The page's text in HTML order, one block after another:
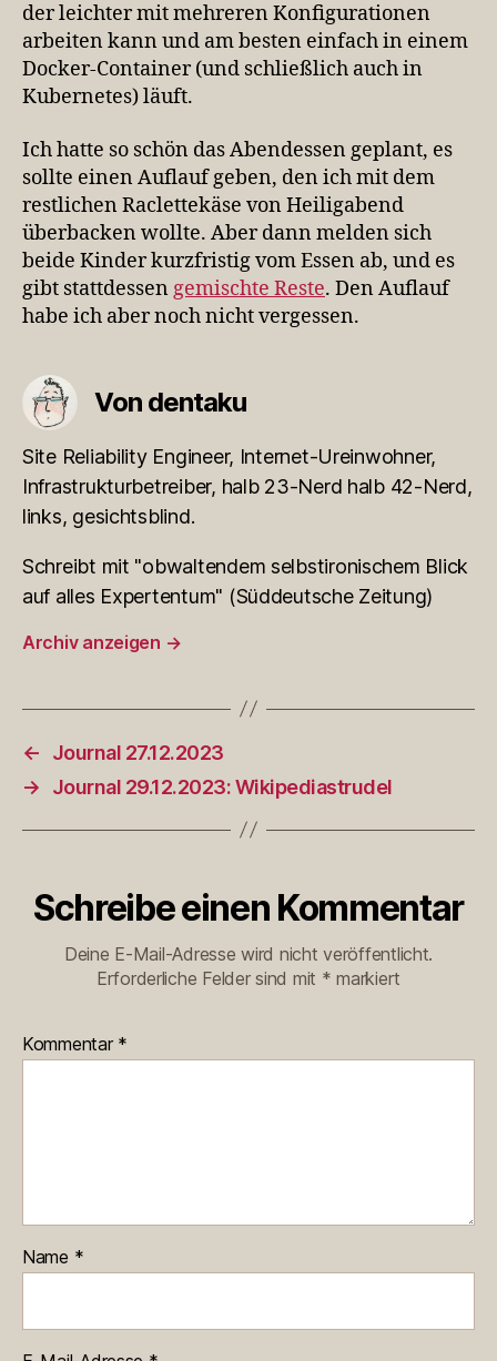
der leichter mit mehreren Konfigurationen
arbeiten kann und am besten einfach in einem
Docker-Container (und schließlich auch in
Kubernetes) läuft.
Ich hatte so schön das Abendessen geplant, es
sollte einen Auflauf geben, den ich mit dem
restlichen Raclettekäse von Heiligabend
überbacken wollte. Aber dann melden sich
beide Kinder kurzfristig vom Essen ab, und es
gibt stattdessen gemischte Reste. Den Auflauf
habe ich aber noch nicht vergessen.
Von dentaku
Site Reliability Engineer, Internet-Ureinwohner,
Infrastrukturbetreiber, halb 23-Nerd halb 42-Nerd,
links, gesichtsblind.
Schreibt mit "obwaltendem selbstironischem Blick
auf alles Expertentum" (Süddeutsche Zeitung)
Archiv anzeigen →
←
Journal 27.12.2023
→
Journal 29.12.2023: Wikipediastrudel
Schreibe einen Kommentar
Deine E-Mail-Adresse wird nicht veröffentlicht.
Erforderliche Felder sind mit * markiert
Kommentar *
Name *